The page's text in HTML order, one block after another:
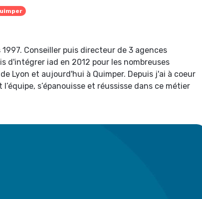
1997. Conseiller puis directeur de 3 agences
d'intégrer iad en 2012 pour les nombreuses
Lyon et aujourd'hui à Quimper. Depuis j'ai à coeur
s’épanouisse et réussisse dans ce métier